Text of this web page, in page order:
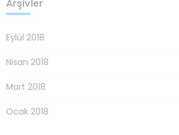
Arşivler
Eylül 2018
Nisan 2018
Mart 2018
Ocak 2018